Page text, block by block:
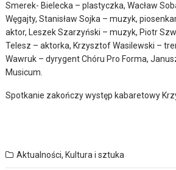
Smerek- Bielecka – plastyczka, Wacław
Węgajty, Stanisław Sojka – muzyk,
aktor, Leszek Szarzyński – muzyk, Piotr
Telesz – aktorka, Krzysztof Wasilewski –
Wawruk – dyrygent Chóru Pro Forma,
Musicum.
Spotkanie zakończy występ kabaretowy
Aktualności,Kultura i sztuka